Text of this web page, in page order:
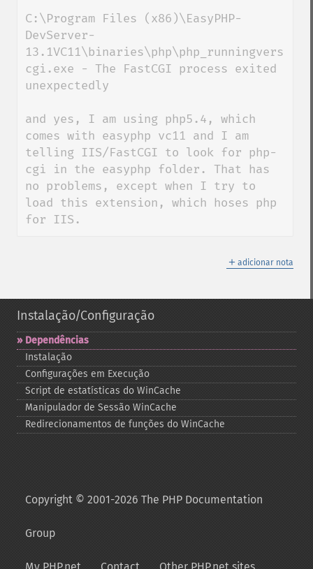
C:\Program Files (x86)\EasyPHP-
DevServer-
cgi.exe - The FastCGI process exited
unexpectedly
and yes, I am using php5.4, which
comes with easyphp vc11 and I am
telling IIS/FastCGI to look for php-
cgi in the easyphp folder. That has
no problems, except when I try to
load this extension, which hoses php
for IIS.
＋ adicionar nota
Instalação/Configuração
Dependências
Instalação
Configurações em Execução
Script de estatísticas do WinCache
Manipulador de Sessão WinCache
Redirecionamentos de funções do WinCache
Copyright © 2001-2026 The PHP Documentation
Group